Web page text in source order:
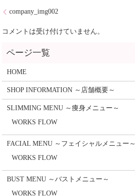
company_img002
コメントは受け付けていません。
HOME
SHOP INFORMATION ～店舗概要～
SLIMMING MENU ～痩身メニュー～
WORKS FLOW
FACIAL MENU ～フェイシャルメニュー～
WORKS FLOW
BUST MENU ～バストメニュー～
WORKS FLOW